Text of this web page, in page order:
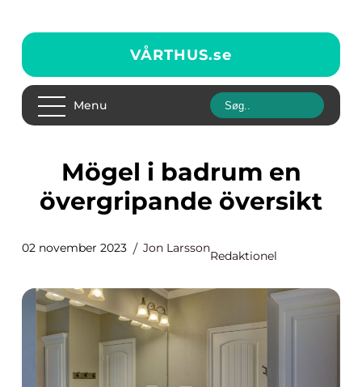
VÅRTHUS.se
Menu
Mögel i badrum en
övergripande översikt
02 november 2023 Jon Larsson
Redaktionel